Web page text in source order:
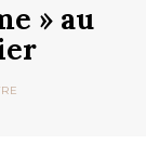
» au